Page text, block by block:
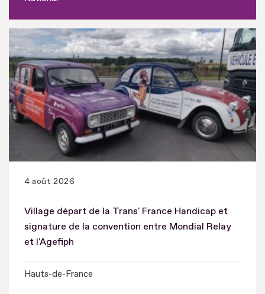
4 août 2026
Village départ de la Trans' France Handicap et
signature de la convention entre Mondial Relay
et l'Agefiph
Hauts-de-France